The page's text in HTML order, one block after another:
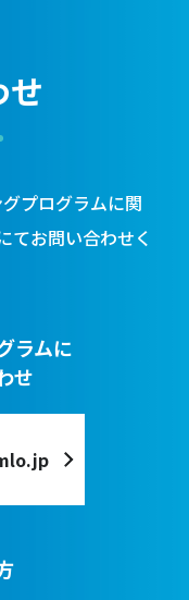
せ
プログラムに関
てお問い合わせく
ラムに
せ